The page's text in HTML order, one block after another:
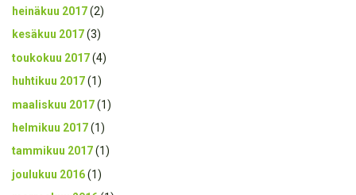
heinäkuu 2017(2)
kesäkuu 2017(3)
toukokuu 2017(4)
huhtikuu 2017(1)
maaliskuu 2017(1)
helmikuu 2017(1)
tammikuu 2017(1)
joulukuu 2016(1)